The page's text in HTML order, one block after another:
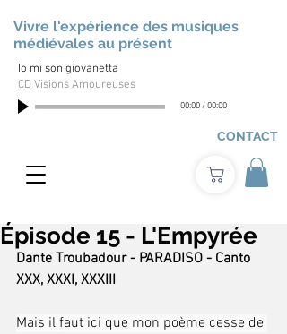
Vivre l'expérience des musiques
médiévales au présent
Io mi son giovanetta
CD Visions Amoureuses
00:00/00:00
CONTACT
Épisode 15 - L'Empyrée
Dante Troubadour - PARADISO - Canto
XXX, XXXI, XXXIII
Mais il faut ici que mon poème cesse de